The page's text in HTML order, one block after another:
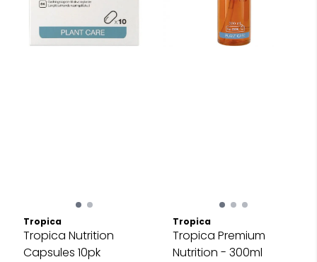
Tropica
Tropica Nutrition
Capsules 10pk
Tropica
Tropica Premium
Nutrition - 300ml